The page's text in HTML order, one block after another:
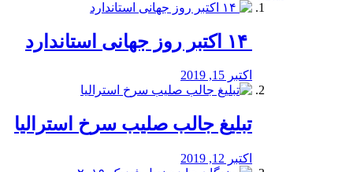
اکتبر 15, 2019
تبلیغ جالب صلیب سرخ استرالیا
اکتبر 12, 2019